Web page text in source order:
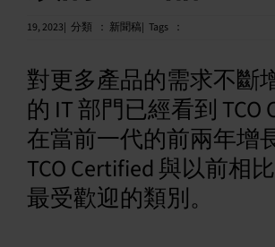
19, 2023| 分類 ： 新聞稿| Tags ：
對更多產品的需求不斷
的 IT 部門已經看到 TCO
在當前一代的前兩年增
TCO Certified 與以前相
最受歡迎的類別。